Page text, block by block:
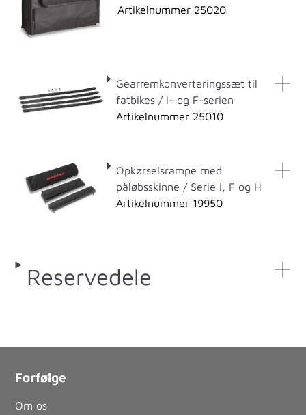
Artikelnummer 25020
Gearremkonverteringssæt til
fatbikes / i- og F-serien
Artikelnummer 25010
Opkørselsrampe med
påløbsskinne / Serie i, F og H
Artikelnummer 19950
Reservedele
Forfølge
Om os